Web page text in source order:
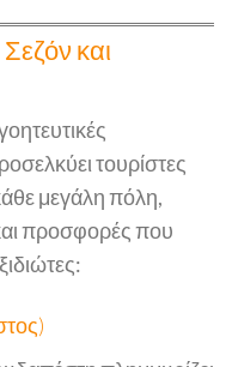
και
τουρίστες
μεγάλη πόλη,
προσφορές που